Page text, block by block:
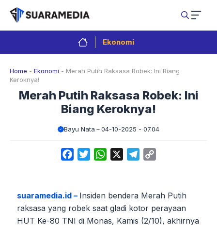
Langsung
isi
Ekonomi
Home - Ekonomi - Merah Putih Raksasa Robek: Ini Biang
Keroknya!
Merah Putih Raksasa Robek: Ini
Biang Keroknya!
Bayu Nata 04-10-2025 - 07.04
FacebookTwitterWhatsApp Telegram
suaramedia.id – Insiden bendera Merah Putih
raksasa yang robek saat gladi kotor perayaan
HUT Ke-80 TNI di Monas, Kamis (2/10), akhirnya